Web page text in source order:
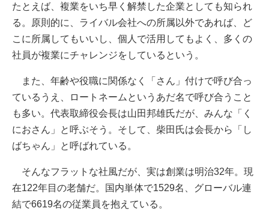
たとえば、複業をいち早く解禁した企業としても知られ
る。原則的に、ライバル会社への所属以外であれば、ど
こに所属してもいいし、個人で活用してもよく、多くの
社員が複業にチャレンジをしているという。
また、年齢や役職に関係なく「さん」付けで呼び合っ
ているうえ、ロートネームというあだ名で呼び合うこと
も多い。代表取締役会長は山田邦雄氏だが、みんな「く
におさん」と呼ぶそう。そして、柴田氏は会長から「し
ばちゃん」と呼ばれている。
そんなフラットな社風だが、実は創業は明治32年。現
在122年目の老舗だ。国内単体で1529名、グローバル連
結で6619名の従業員を抱えている。